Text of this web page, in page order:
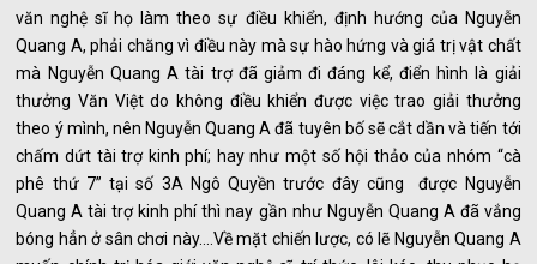
văn nghệ sĩ họ làm theo sự điều khiển, định hướng của Nguyễn
Quang A, phải chăng vì điều này mà sự hào hứng và giá trị vật chất
mà Nguyễn Quang A tài trợ đã giảm đi đáng kể, điển hình là giải
thưởng Văn Việt do không điều khiển được việc trao giải thưởng
theo ý mình, nên Nguyễn Quang A đã tuyên bố sẽ cắt dần và tiến tới
chấm dứt tài trợ kinh phí; hay như một số hội thảo của nhóm “cà
phê thứ 7” tại số 3A Ngô Quyền trước đây cũng được Nguyễn
Quang A tài trợ kinh phí thì nay gần như Nguyễn Quang A đã vắng
bóng hẳn ở sân chơi này….Về mặt chiến lược, có lẽ Nguyễn Quang A